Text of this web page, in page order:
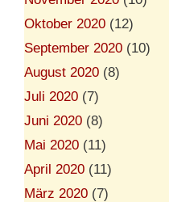
Oktober 2020 (12)
September 2020 (10)
August 2020 (8)
Juli 2020 (7)
Juni 2020 (8)
Mai 2020 (11)
April 2020 (11)
März 2020 (7)